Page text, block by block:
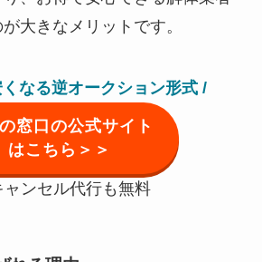
大きなメリットです。
なる逆オークション形式 /
窓口の公式サイト
はこちら＞＞
ャンセル代行も無料